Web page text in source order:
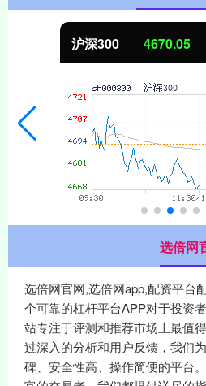
北证50 1125.45
选倍网
选倍网官网,选倍网app,配资平台
个可靠的杠杆平台APP对于投资
站专注于评测和推荐市场上最值
过深入的分析和用户反馈，我们
碑、安全性高、操作简便的平台